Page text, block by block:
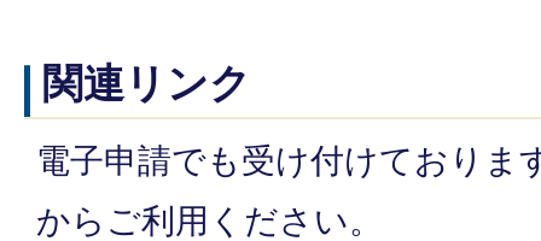
関連リンク
電子申請でも受け付けておりま
からご利用ください。